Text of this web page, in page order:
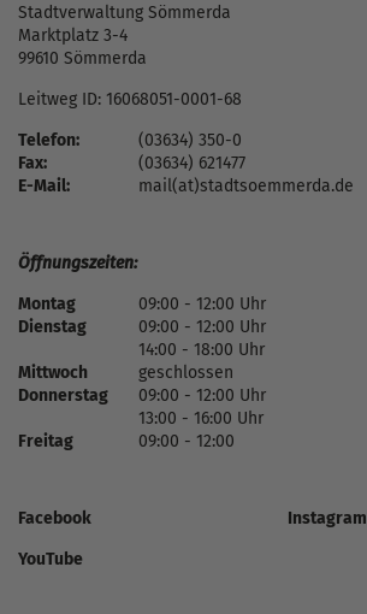
Stadtverwaltung Sömmerda
Marktplatz 3-4
99610 Sömmerda
Leitweg ID: 16068051-0001-68
Telefon:
(03634) 350-0
Fax:
(03634) 621477
E-Mail:
mail(at)stadtsoemmerda.de
Öffnungszeiten:
Montag
09:00 - 12:00 Uhr
Dienstag
09:00 - 12:00 Uhr
14:00 - 18:00 Uhr
Mittwoch
geschlossen
Donnerstag
09:00 - 12:00 Uhr
13:00 - 16:00 Uhr
Freitag
09:00 - 12:00
Facebook
Instagram
YouTube